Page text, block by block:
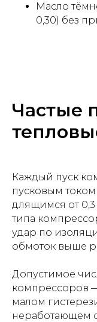
Масло
0,30) без
Частые
Каждый пуск
пусковым
длящимся от 0,3
типа
удар по
обмоток выше
Допустимое
компрессоров
малом
неработающем